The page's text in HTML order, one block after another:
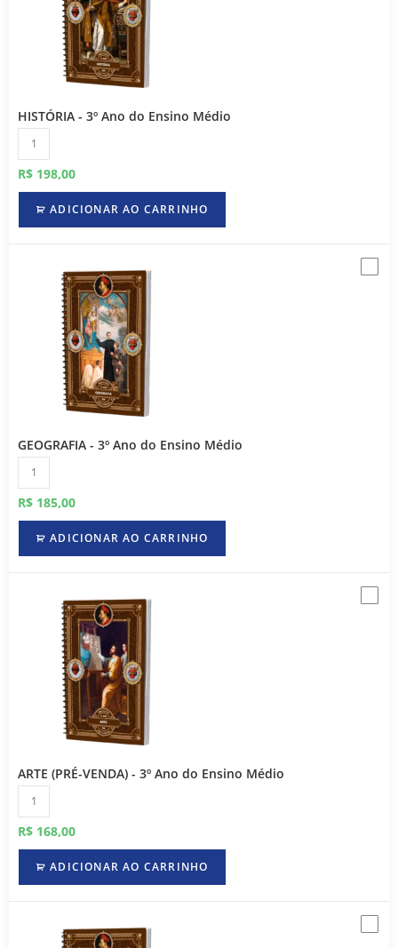
HISTÓRIA - 3º Ano do Ensino Médio
R$ 198,00
ADICIONAR AO CARRINHO
GEOGRAFIA - 3º Ano do Ensino Médio
R$ 185,00
ADICIONAR AO CARRINHO
ARTE (PRÉ-VENDA) - 3º Ano do Ensino Médio
R$ 168,00
ADICIONAR AO CARRINHO